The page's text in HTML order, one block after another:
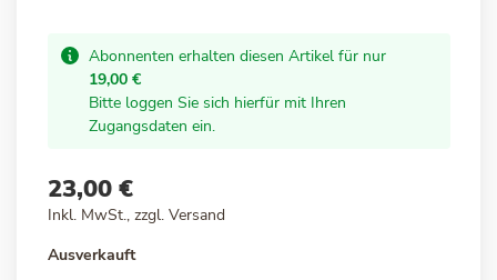
Abonnenten erhalten diesen Artikel für nur
19,00 €
Bitte loggen Sie sich hierfür mit Ihren
Zugangsdaten ein.
23,00 €
Inkl. MwSt., zzgl. Versand
Ausverkauft